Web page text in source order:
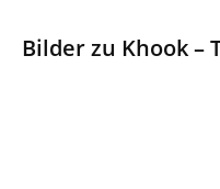
Bilder zu Khook –